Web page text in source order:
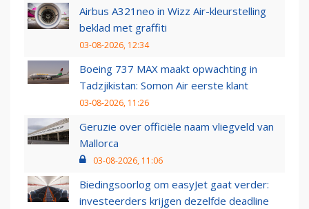
Airbus A321neo in Wizz Air-kleurstelling
beklad met graffiti
03-08-2026, 12:34
Boeing 737 MAX maakt opwachting in
Tadzjikistan: Somon Air eerste klant
03-08-2026, 11:26
Geruzie over officiële naam vliegveld van
Mallorca
03-08-2026, 11:06
Biedingsoorlog om easyJet gaat verder:
investeerders krijgen dezelfde deadline